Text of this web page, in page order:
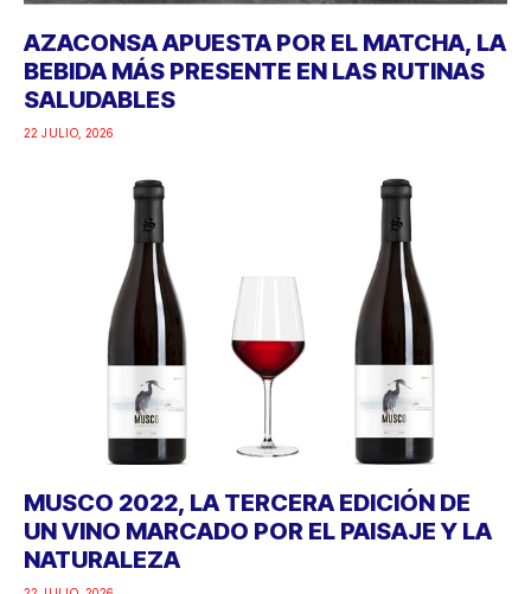
AZACONSA APUESTA POR EL MATCHA, LA
BEBIDA MÁS PRESENTE EN LAS RUTINAS
SALUDABLES
22 JULIO, 2026
MUSCO 2022, LA TERCERA EDICIÓN DE
UN VINO MARCADO POR EL PAISAJE Y LA
NATURALEZA